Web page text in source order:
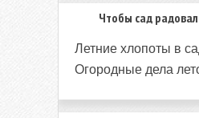
Чтобы сад радовал
Летние хлопоты в
Огородные дела